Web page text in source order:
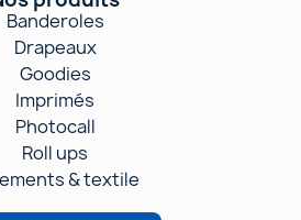
Banderoles
Drapeaux
Goodies
Imprimés
Photocall
Roll ups
& textile